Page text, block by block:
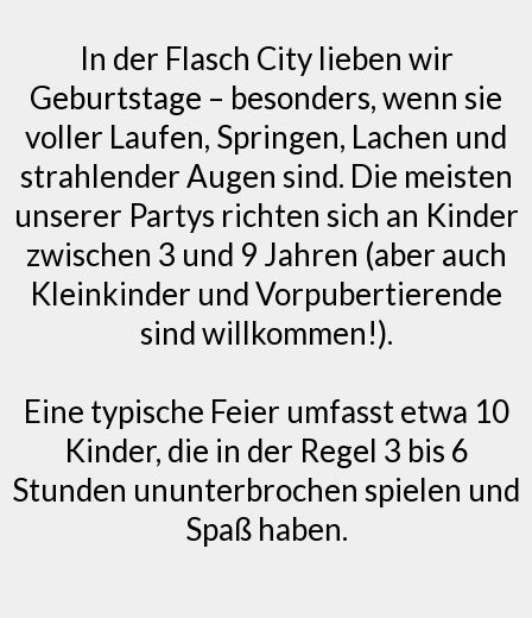
In der Flasch City lieben wir
Geburtstage – besonders, wenn sie
voller Laufen, Springen, Lachen und
strahlender Augen sind. Die meisten
unserer Partys richten sich an Kinder
zwischen 3 und 9 Jahren (aber auch
Kleinkinder und Vorpubertierende
sind willkommen!).
Eine typische Feier umfasst etwa 10
Kinder, die in der Regel 3 bis 6
Stunden ununterbrochen spielen und
Spaß haben.